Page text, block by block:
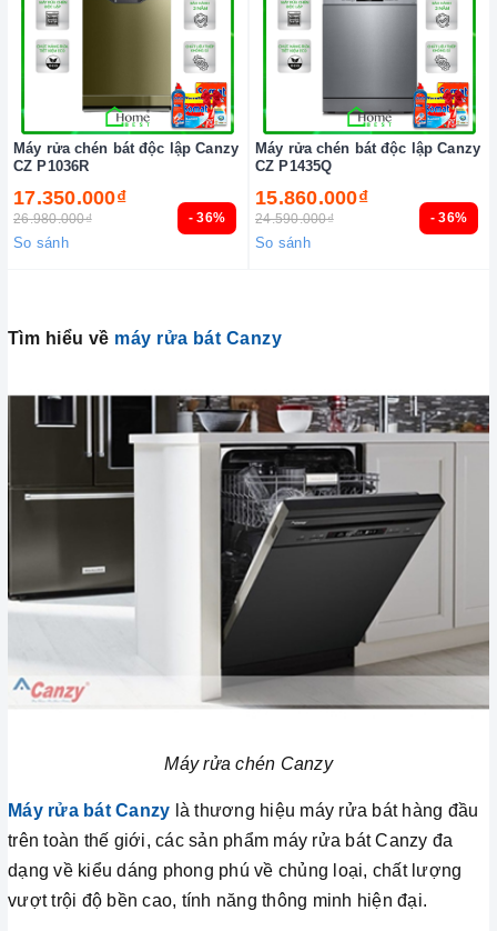
- 36%
Máy rửa chén bát độc lập Canzy
CZ P1036R
17.350.000₫
26.980.000₫
So sánh
- 36%
Máy rửa chén bát độc lập Canzy
CZ P1435Q
15.860.000₫
24.590.000₫
So sánh
Tìm hiểu về máy rửa bát Canzy
Máy rửa chén Canzy
Máy rửa bát Canzy là thương hiệu máy rửa bát hàng đầu
trên toàn thế giới, các sản phẩm máy rửa bát Canzy đa
dạng về kiểu dáng phong phú về chủng loại, chất lượng
vượt trội độ bền cao, tính năng thông minh hiện đại.